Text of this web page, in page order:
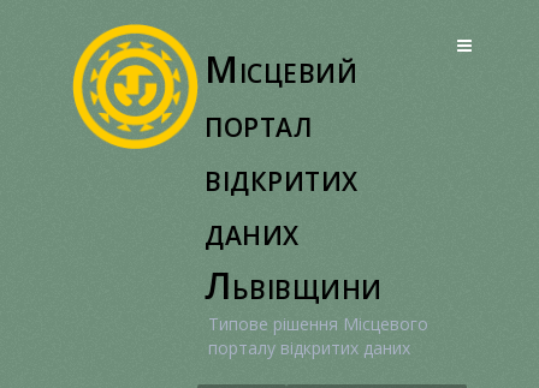
Місцевий
портал
відкритих
даних
Львівщини
Типове рішення Місцевого
порталу відкритих даних